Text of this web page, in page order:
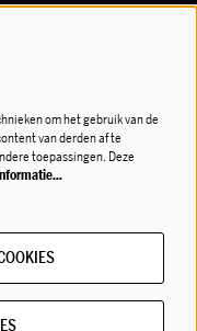
om het gebruik van de
van derden af te
toepassingen. Deze